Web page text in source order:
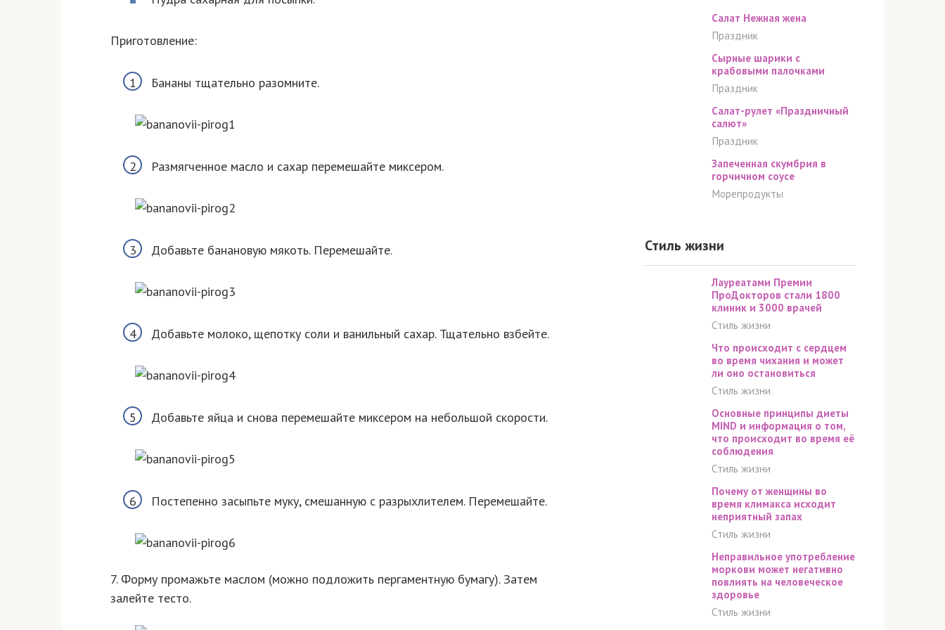
Приготовление:
Бананы тщательно разомните.
Размягченное масло и сахар перемешайте миксером.
Добавьте банановую мякоть. Перемешайте.
Добавьте молоко, щепотку соли и ванильный сахар. Тщательно взбейте.
Добавьте яйца и снова перемешайте миксером на небольшой скорости.
Постепенно засыпьте муку, смешанную с разрыхлителем. Перемешайте.
7. Форму промажьте маслом (можно подложить пергаментную бумагу). Затем
залейте тесто.
Салат Нежная жена
Праздник
Сырные шарики с
крабовыми палочками
Праздник
Салат-рулет «Праздничный
салют»
Праздник
Запеченная скумбрия в
горчичном соусе
Морепродукты
Стиль жизни
Лауреатами Премии
ПроДокторов стали 1800
клиник и 3000 врачей
Стиль жизни
Что происходит с сердцем
во время чихания и может
ли оно остановиться
Стиль жизни
Основные принципы диеты
MIND и информация о том,
что происходит во время её
соблюдения
Стиль жизни
Почему от женщины во
время климакса исходит
неприятный запах
Стиль жизни
Неправильное употребление
моркови может негативно
повлиять на человеческое
здоровье
Стиль жизни